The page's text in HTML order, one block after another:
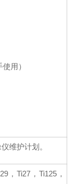
用）
维护计划。
，Ti27 ， Ti125，